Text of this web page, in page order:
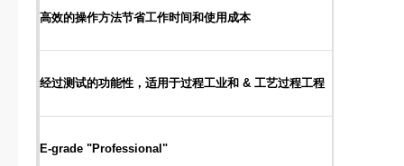
高效的操作方法节省工作时间和使用成本
经过测试的功能性，适用于过程工业和 & 工艺过程工程
E-grade "Professional"